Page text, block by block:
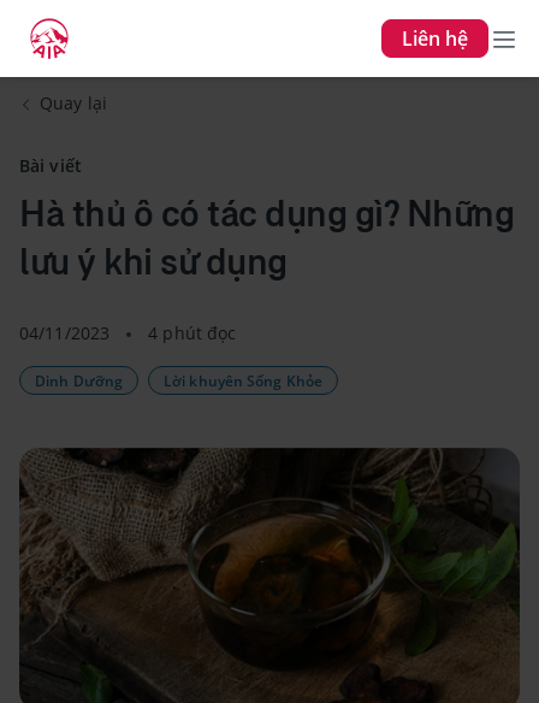
Liên hệ
Quay lại
Bài viết
Hà thủ ô có tác dụng gì? Những
lưu ý khi sử dụng
04/11/2023 4 phút đọc
Dinh Dưỡng Lời khuyên Sống Khỏe